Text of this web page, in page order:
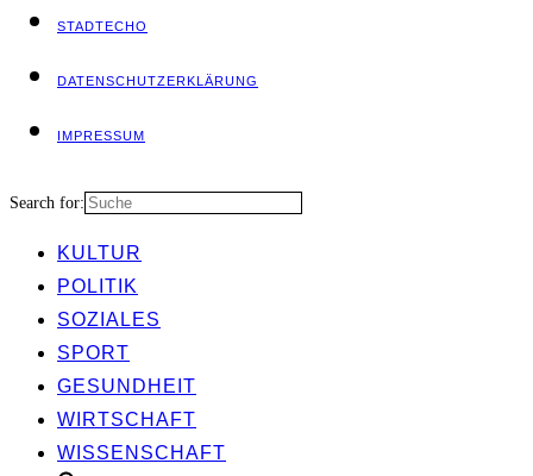
STADT­ECHO
DATEN­SCHUTZ­ER­KLÄ­RUNG
IMPRES­SUM
Search for:
KUL­TUR
POLI­TIK
SOZIA­LES
SPORT
GESUND­HEIT
WIRT­SCHAFT
WIS­SEN­SCHAFT